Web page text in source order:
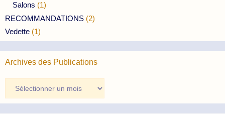
Salons (1)
RECOMMANDATIONS (2)
Vedette (1)
Archives des Publications
des
Publications